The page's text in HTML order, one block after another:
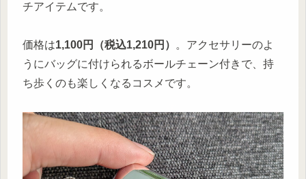
チアイテムです。
価格は1,100円（税込1,210円）
。アクセサリーのよ
うにバッグに付けられるボールチェーン付きで、持
ち歩くのも楽しくなるコスメです。